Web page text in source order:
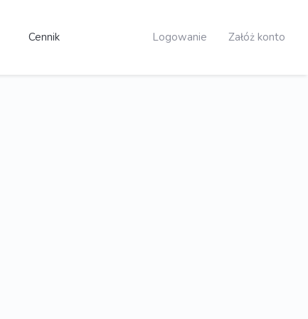
Cennik Logowanie Załóż konto